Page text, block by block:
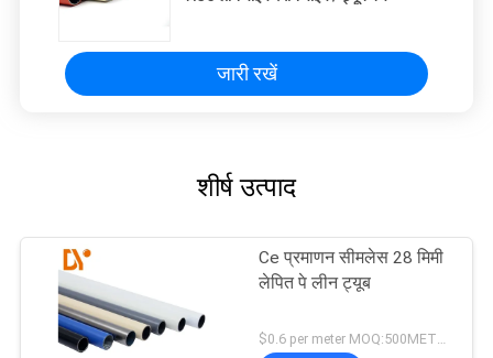
जारी रखें
शीर्ष उत्पाद
Ce प्रमाणन सीमलेस 28 मिमी
लेपित पे लीन ट्यूब
$0.6 per meter MOQ:500METERS